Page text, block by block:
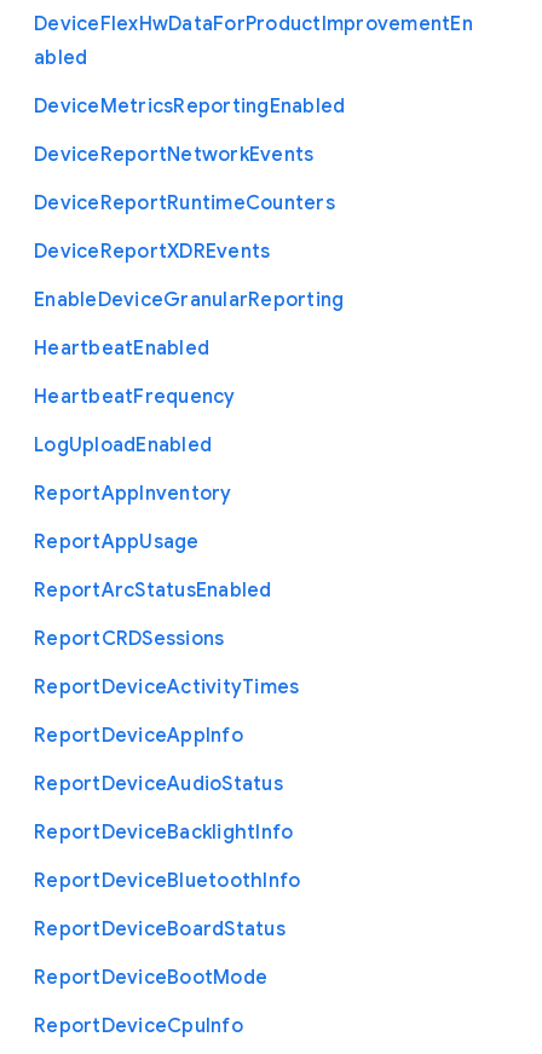
DeviceFlexHwDataForProductImprovementEn
abled
DeviceMetricsReportingEnabled
DeviceReportNetworkEvents
DeviceReportRuntimeCounters
DeviceReportXDREvents
EnableDeviceGranularReporting
HeartbeatEnabled
HeartbeatFrequency
LogUploadEnabled
ReportAppInventory
ReportAppUsage
ReportArcStatusEnabled
ReportCRDSessions
ReportDeviceActivityTimes
ReportDeviceAppInfo
ReportDeviceAudioStatus
ReportDeviceBacklightInfo
ReportDeviceBluetoothInfo
ReportDeviceBoardStatus
ReportDeviceBootMode
ReportDeviceCpuInfo